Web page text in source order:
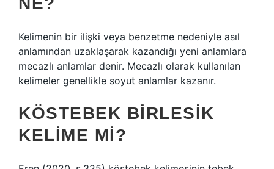
Kelimenin bir ilişki veya benzetme nedeniyle asıl
anlamından uzaklaşarak kazandığı yeni anlamlara
mecazlı anlamlar denir. Mecazlı olarak kullanılan
kelimeler genellikle soyut anlamlar kazanır.
KÖSTEBEK BIRLESIK
KELIME MI?